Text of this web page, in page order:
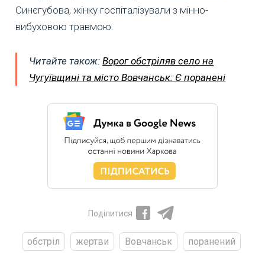
Синєгубова, жінку госпіталізували з мінно-
вибуховою травмою.
Читайте також: Ворог обстріляв село на
Чугуївщині та місто Вовчанськ: Є поранені
Поділитися
обстріл жертви Вовчанськ поранений